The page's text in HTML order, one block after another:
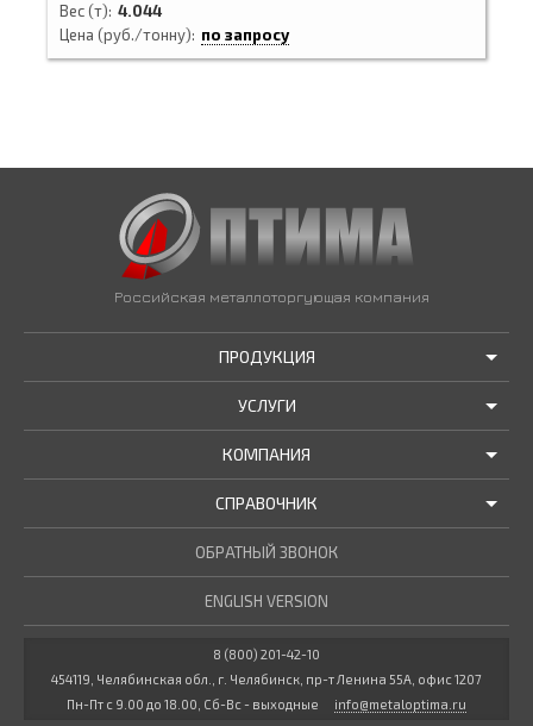
Вес (т) 4.044
Цена (руб./тонну)
по запросу
Российская металлоторгующая компания
ПРОДУКЦИЯ
АКЦИИ И РАСПРОДАЖИ
ТРУБЫ В НАЛИЧИИ
МЕТАЛЛОПРОКАТ В НАЛИЧИИ
УСЛУГИ
ДОСТАВКА
РЕЗКА В РАЗМЕР
ПРОЧИЕ УСЛУГИ
КОМПАНИЯ
О НАС
НОВОСТИ КОМПАНИИ
СТАТЬИ
ДОКУМЕНТЫ
ВАКАНСИИ
СПРАВОЧНИК
ГОСТЫ / ТУ
МАРОЧНИК СТАЛЕЙ
КУЛЬКУЛЯТОР МЕТАЛЛУРГА
ОБРАТНЫЙ ЗВОНОК
ENGLISH VERSION
8 (800) 201-42-10
454119, Челябинская обл., г. Челябинск, пр-т Ленина 55А, офис 1207
Пн-Пт с 9.00 до 18.00, Сб-Вс - выходные
info@metaloptima.ru